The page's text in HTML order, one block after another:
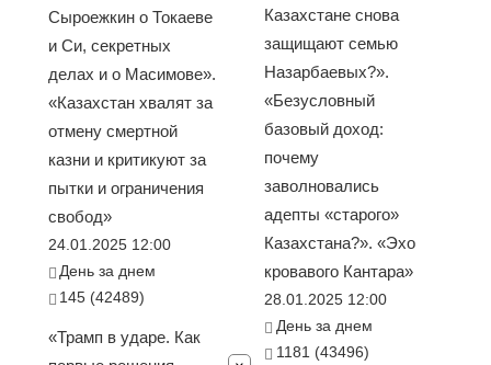
Сыроежкин о Токаеве
и Си, секретных
делах и о Масимове».
«Казахстан хвалят за
отмену смертной
казни и критикуют за
пытки и ограничения
свобод»
24.01.2025 12:00
День за днем
145 (42489)
«Трамп в ударе. Как
Казахстане снова
защищают семью
Назарбаевых?».
«Безусловный
базовый доход:
почему
заволновались
адепты «старого»
Казахстана?». «Эхо
кровавого Кантара»
28.01.2025 12:00
День за днем
1181 (43496)